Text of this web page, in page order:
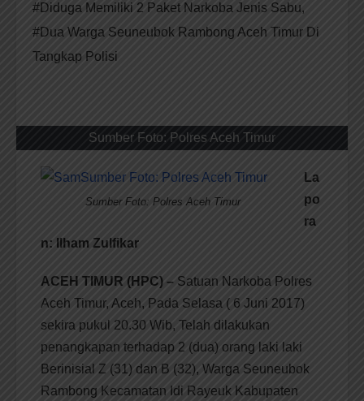
#Diduga Memiliki 2 Paket Narkoba Jenis Sabu,
#Dua Warga Seuneubok Rambong Aceh Timur Di
Tangkap Polisi
Sumber Foto: Polres Aceh Timur
Sumber Foto: Polres Aceh Timur
La
po
ra
n: Ilham Zulfikar
ACEH TIMUR (HPC) – Satuan Narkoba Polres
Aceh Timur, Aceh, Pada Selasa ( 6 Juni 2017)
sekira pukul 20.30 Wib, Telah dilakukan
penangkapan terhadap 2 (dua) orang laki laki
Berinisial Z (31) dan B (32), Warga Seuneubok
Rambong Kecamatan Idi Rayeuk Kabupaten